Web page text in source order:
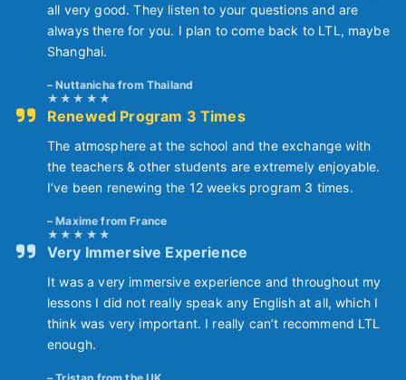
all very good. They listen to your questions and are
always there for you. I plan to come back to LTL, maybe
Shanghai.
Nuttanicha from Thailand
Renewed Program 3 Times
The atmosphere at the school and the exchange with
the teachers & other students are extremely enjoyable.
I’ve been renewing the 12 weeks program 3 times.
Maxime from France
Very Immersive Experience
It was a very immersive experience and throughout my
lessons I did not really speak any English at all, which I
think was very important. I really can’t recommend LTL
enough.